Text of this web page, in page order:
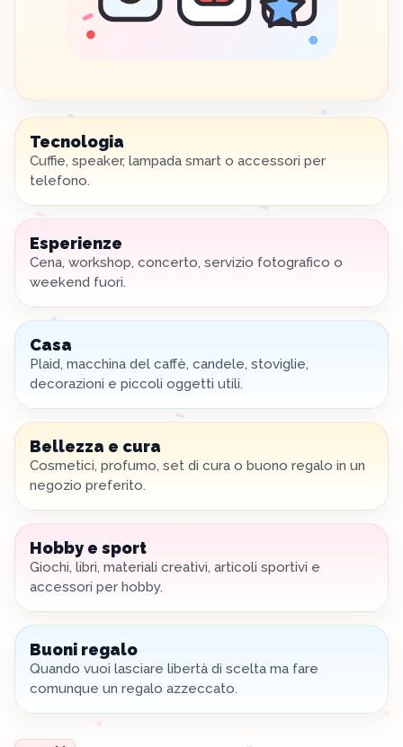
Tecnologia
Cuffie, speaker, lampada smart o accessori per
telefono.
Esperienze
Cena, workshop, concerto, servizio fotografico o
weekend fuori.
Casa
Plaid, macchina del caffè, candele, stoviglie,
decorazioni e piccoli oggetti utili.
Bellezza e cura
Cosmetici, profumo, set di cura o buono regalo in un
negozio preferito.
Hobby e sport
Giochi, libri, materiali creativi, articoli sportivi e
accessori per hobby.
Buoni regalo
Quando vuoi lasciare libertà di scelta ma fare
comunque un regalo azzeccato.